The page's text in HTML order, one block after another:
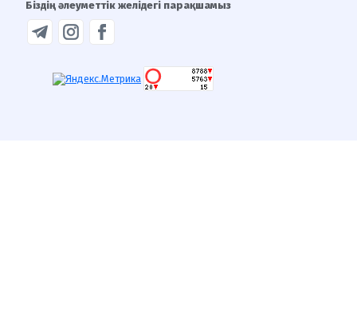
Біздің әлеуметтік желідегі парақшамыз